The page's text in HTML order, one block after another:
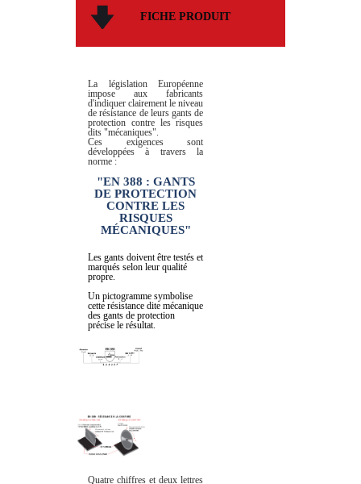
RISQUES MÉCANIQUES
FICHE PRODUIT
La législation Européenne
impose aux fabricants
d'indiquer clairement le niveau
de résistance de leurs gants de
protection contre les risques
dits "mécaniques".
Ces exigences sont
développées à travers la
norme :
"EN 388 : GANTS
DE PROTECTION
CONTRE LES
RISQUES
MÉCANIQUES"
Les gants doivent être testés et
marqués selon leur qualité
propre.
Un pictogramme symbolise
cette résistance dite mécanique
des gants de protection
précise le résultat.
Quatre chiffres et deux lettres